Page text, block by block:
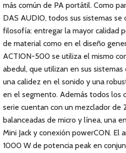
más común de PA portátil. Como
DAS AUDIO, todos sus sistemas se
filosofía: entregar la mayor calidad
de material como en el diseño
ACTION-500 se utiliza el mismo
abedul, que utilizan en sus
una calidez en el sonido y una
en el segmento. Además todos los
serie cuentan con un mezclador de
balanceadas de micro y línea, una
Mini Jack y conexión powerCON. El
1000 W de potencia peak en